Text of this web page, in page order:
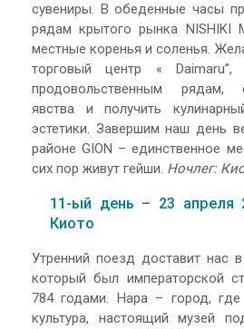
сувениры. В обеденные часы
рядам крытого рынка NISHIKI
местные коренья и соленья.
торговый центр «
продовольственным рядам,
явства и получить
эстетики. Завершим наш день
районе GION – единственное
сих пор живут гейши. Ночлег:
11-ый день – 23
Киото
Утренний поезд доставит нас
который был императорской
784 годами. Нара – город, где
культура, настоящий музей